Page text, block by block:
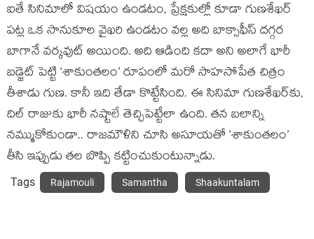
ఐతే సినిమాలో విషయం ఉండటం, ప్రేక్షకుల్లో కూడా గుణశేఖర్
పట్ల ఒక సానుకూల వైఖరి ఉండటం వల్ల అది బాక్సాఫీస్ దగ్గర
బాగానే వర్కవుట్ అయింది. అది ఆడింది కదా అని అలాగే భారీ
బడ్జెట్ పెట్టి ‘శాకుంతలం’ రూపంలో మరో సాహసోపేత చిత్రం
తీశాడు గుణ. కానీ ఇది తేడా కొట్టేసింది. ఈ సినిమా గుణశేఖర్‌కు,
దిల్ రాజుకు భారీ నష్టాలే తెచ్చిపెట్టేలా ఉంది. తన బలాన్ని
నమ్ముకోకుండా.. రాజమౌళిని చూసి అసూయతో ‘శాకుంతలం’
తీసి ఇప్పుడు తల బొప్పి కట్టించుకుంటున్నాడు.
Tags Rajamouli Samantha Shaakuntalam